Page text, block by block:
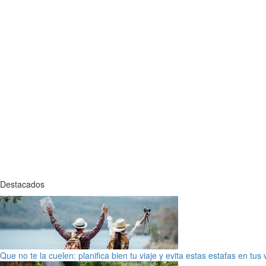
Destacados
Que no te la cuelen: planifica bien tu viaje y evita estas estafas en tus